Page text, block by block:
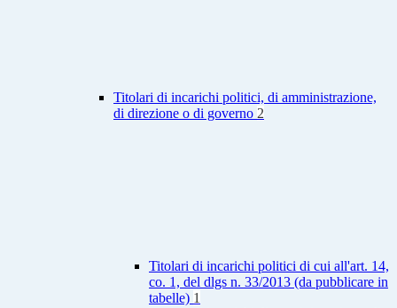
Titolari di incarichi politici, di amministrazione,
di direzione o di governo 2
Titolari di incarichi politici di cui all'art. 14,
co. 1, del dlgs n. 33/2013 (da pubblicare in
tabelle) 1